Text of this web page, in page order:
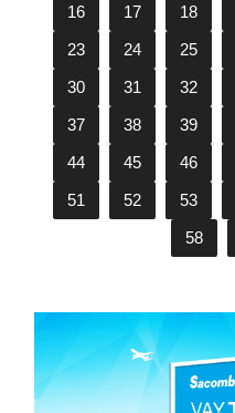
16
17 18
23
24 25
30
31 32
37
38 39
44
45 46
51
52 53
58